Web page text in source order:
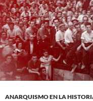
ANARQUISMO EN LA